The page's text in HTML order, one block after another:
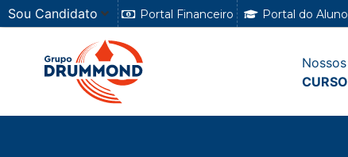
Sou Candidato Portal Financeiro Portal do Aluno
Nossos